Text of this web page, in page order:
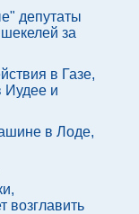
депутаты
за
в Газе,
Иудее и
в Лоде,
возглавить